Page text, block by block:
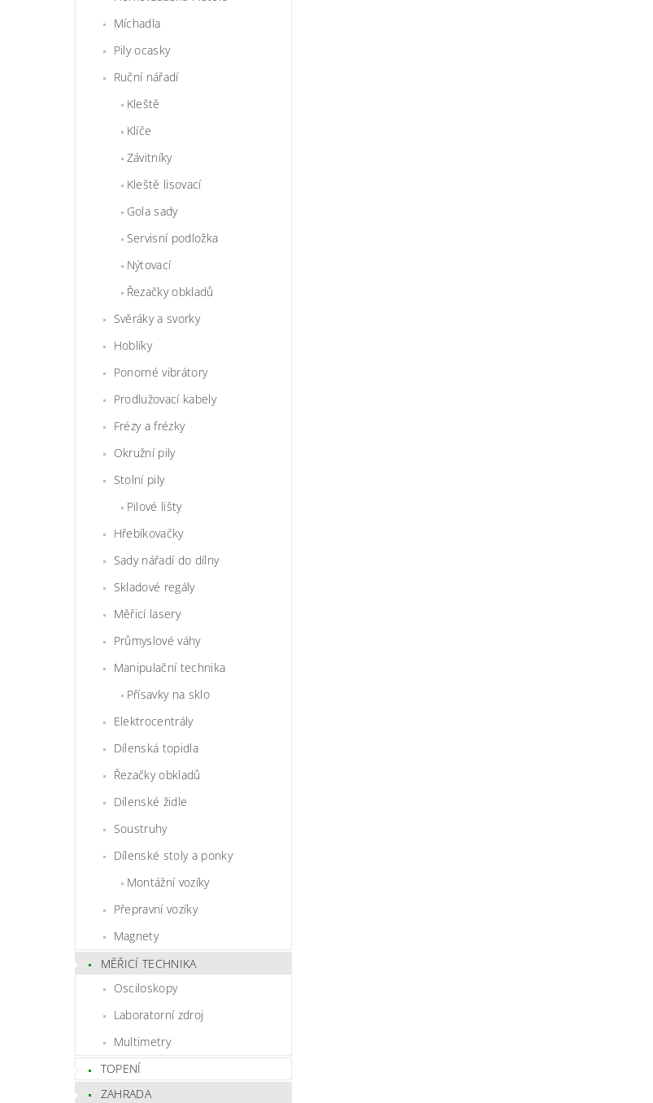
Míchadla
Pily ocasky
Ruční nářadí
Kleště
Klíče
Závitníky
Kleště lisovací
Gola sady
Servisní podložka
Nýtovací
Řezačky obkladů
Svěráky a svorky
Hoblíky
Ponorné vibrátory
Prodlužovací kabely
Frézy a frézky
Okružní pily
Stolní pily
Pilové lišty
Hřebíkovačky
Sady nářadí do dílny
Skladové regály
Měřicí lasery
Průmyslové váhy
Manipulační technika
Přísavky na sklo
Elektrocentrály
Dílenská topidla
Řezačky obkladů
Dílenské židle
Soustruhy
Dílenské stoly a ponky
Montážní vozíky
Přepravní vozíky
Magnety
MĚŘICÍ TECHNIKA
Osciloskopy
Laboratorní zdroj
Multimetry
TOPENÍ
ZAHRADA